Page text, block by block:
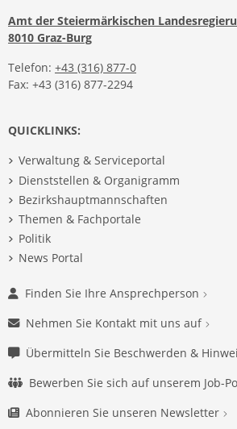
Amt der Steiermärkischen
8010 Graz-Burg
Telefon: +43 (316) 877-0
Fax: +43 (316) 877-2294
QUICKLINKS:
Verwaltung & Serviceportal
Dienststellen & Organigramm
Bezirkshauptmannschaften
Themen & Fachportale
Politik
News Portal
Finden Sie Ihre Ansprechperson
Nehmen Sie Kontakt mit uns auf
Übermitteln Sie Beschwerden &
Bewerben Sie sich auf unserem Job-
Abonnieren Sie unseren Newsletter